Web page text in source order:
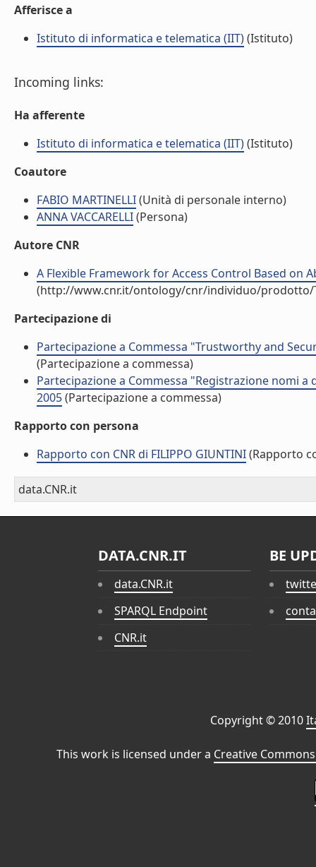
Afferisce a
Istituto di informatica e telematica (IIT)(Istituto)
Incoming links:
Ha afferente
Istituto di informatica e telematica (IIT)(Istituto)
Coautore
FABIO MARTINELLI(Unità di personale interno)
ANNA VACCARELLI(Persona)
Autore CNR
A Flexible Framework for Access Control Based
(http://www.cnr.it/ontology/cnr/individuo/prodotto/
Partecipazione di
Partecipazione a Commessa "Trustworthy and
(Partecipazione a commessa)
Partecipazione a Commessa "Registrazione nomi a
2005(Partecipazione a commessa)
Rapporto con persona
Rapporto con CNR di FILIPPO GIUNTINI(Rapporto
data.CNR.it
DATA.CNR.IT
data.CNR.it
SPARQL Endpoint
CNR.it
BE
Copyright © 2010
This work is licensed under a Creative